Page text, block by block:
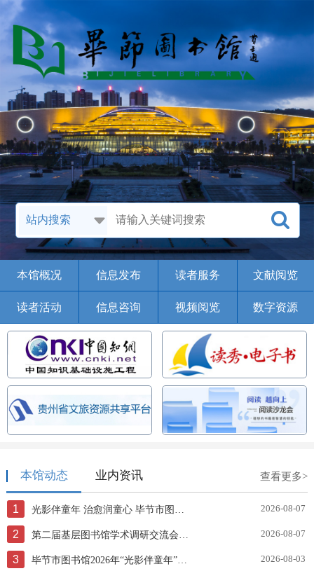
本馆概况 信息发布 读者服务 文献阅览
读者活动 信息咨询 视频阅览 数字资源
本馆动态 业内资讯 查看更多>
1 2026-08-07
2 2026-08-07
3 2026-08-03